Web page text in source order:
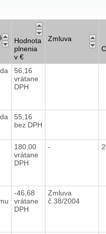
Hodnota
plnenia
v €
Zmluva
56,16
vrátane
DPH
55,16
bez DPH
180,00
vrátane
DPH
-
-46,68
vrátane
DPH
Zmluva
č.38/2004